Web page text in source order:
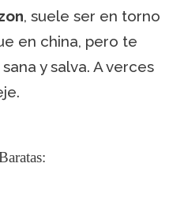
, suele ser en torno
en china, pero te
y salva. A verces